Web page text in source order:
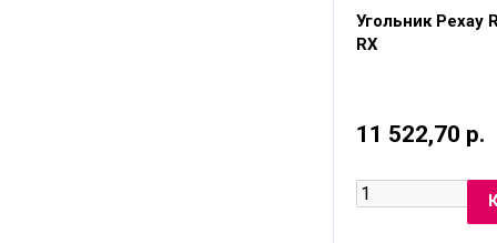
Угольник Рехау
RX
11 522,70 р.